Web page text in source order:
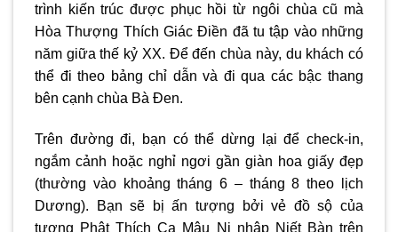
trình kiến trúc được phục hồi từ ngôi chùa cũ mà
Hòa Thượng Thích Giác Điền đã tu tập vào những
năm giữa thế kỷ XX. Để đến chùa này, du khách có
thể đi theo bảng chỉ dẫn và đi qua các bậc thang
bên cạnh chùa Bà Đen.
Trên đường đi, bạn có thể dừng lại để check-in,
ngắm cảnh hoặc nghỉ ngơi gần giàn hoa giấy đẹp
(thường vào khoảng tháng 6 – tháng 8 theo lịch
Dương). Bạn sẽ bị ấn tượng bởi vẻ đồ sộ của
tượng Phật Thích Ca Mâu Ni nhập Niết Bàn trên